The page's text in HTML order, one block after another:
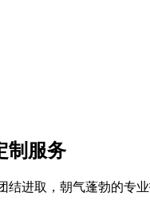
制服务
结进取，朝气蓬勃的专